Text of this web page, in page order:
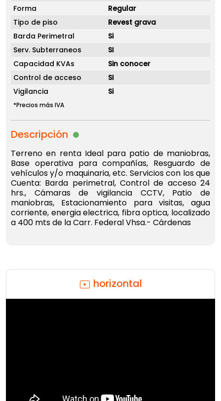
Forma
Regular
Tipo de piso
Revest grava
Barda Perimetral
Si
Serv. Subterraneos
SI
Capacidad KVAs
Sin conocer
Control de acceso
SI
Vigilancia
Si
*Precios más IVA
Descripción
Terreno en renta Ideal para patio de maniobras,
Base operativa para compañías, Resguardo de
vehículos y/o maquinaria, etc. Servicios con los que
Cuenta: Barda perimetral, Control de acceso 24
hrs., Cámaras de vigilancia CCTV, Patio de
maniobras, Estacionamiento para visitas, agua
corriente, energia electrica, fibra optica, localizado
a 400 mts de la Carr. Federal Vhsa.- Cárdenas
horizontal